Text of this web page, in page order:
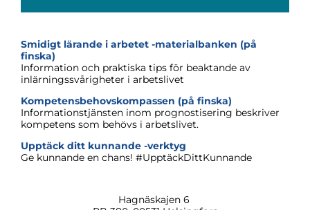
Smidigt lärande i arbetet -materialbanken (på
finska)
Information och praktiska tips för beaktande av
inlärningssvårigheter i arbetslivet
Kompetensbehovskompassen (på finska)
Informationstjänsten inom prognostisering beskriver
kompetens som behövs i arbetslivet.
Upptäck ditt kunnande -verktyg
Ge kunnande en chans! #UpptäckDittKunnande
Hagnäskajen6